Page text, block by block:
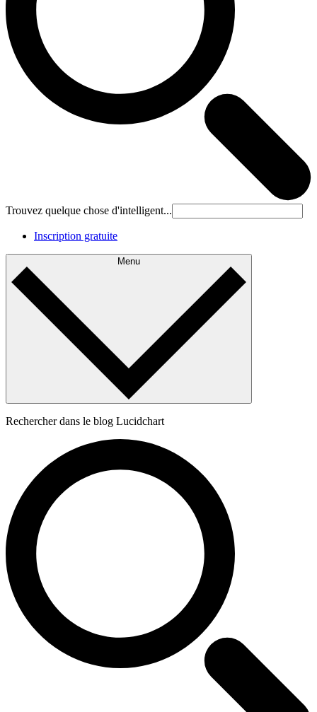
Trouvez quelque chose d'intelligent...
Inscription gratuite
Menu
Rechercher dans le blog Lucidchart